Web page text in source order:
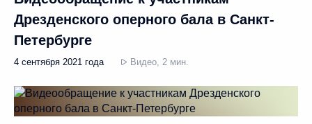
Дрезденского оперного бала в Санкт-
Петербурге
4 сентября 2021 года Видео, 2 мин.